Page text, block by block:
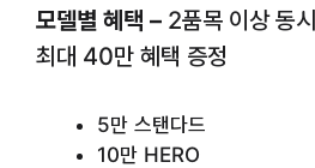
모델별 혜택 – 2품목 이상 동
최대 40만 혜택 증정
5만 스탠다드
10만 HERO